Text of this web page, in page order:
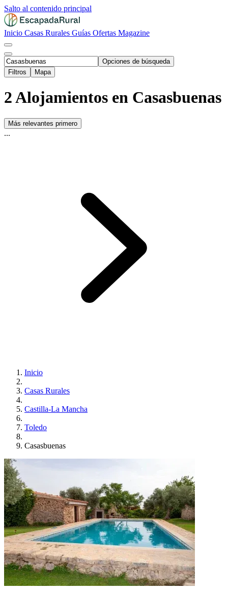
Salto al contenido principal
Inicio Casas Rurales Guías Ofertas Magazine
Opciones de búsqueda
Filtros
Mapa
2 Alojamientos en Casasbuenas
Más relevantes primero
...
Inicio
Casas Rurales
Castilla-La Mancha
Toledo
Casasbuenas